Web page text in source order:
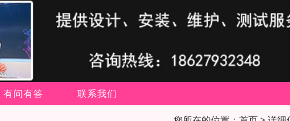
有问有答 联系我们